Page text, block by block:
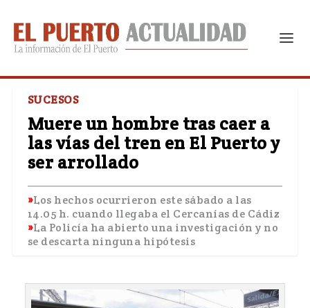
SUCESOS
Muere un hombre tras caer a
las vías del tren en El Puerto y
ser arrollado
Los hechos ocurrieron este sábado a las
14.05 h. cuando llegaba el Cercanías de Cádiz
La Policía ha abierto una investigación y no
se descarta ninguna hipótesis